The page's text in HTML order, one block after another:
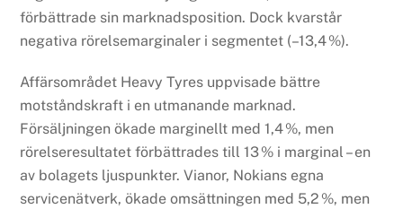
förbättrade sin marknadsposition. Dock kvarstår
negativa rörelsemarginaler i segmentet (–13,4 %).
Affärsområdet Heavy Tyres uppvisade bättre
motståndskraft i en utmanande marknad.
Försäljningen ökade marginellt med 1,4 %, men
rörelseresultatet förbättrades till 13 % i marginal – en
av bolagets ljuspunkter. Vianor, Nokians egna
servicenätverk, ökade omsättningen med 5,2 %, men